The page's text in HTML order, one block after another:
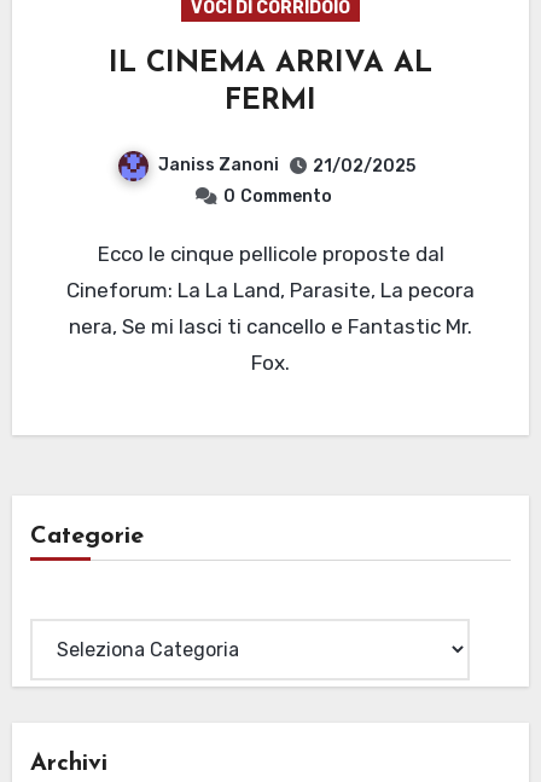
VOCI DI CORRIDOIO
IL CINEMA ARRIVA AL
FERMI
Janiss Zanoni
21/02/2025
0 Commento
Ecco le cinque pellicole proposte dal
Cineforum: La La Land, Parasite, La pecora
nera, Se mi lasci ti cancello e Fantastic Mr.
Fox.
Categorie
Archivi